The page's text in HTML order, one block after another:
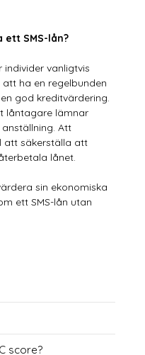
SMS-lån?
individer vanligtvis
ha en regelbunden
god kreditvärdering.
låntagare lämnar
Att
att säkerställa att
lånet.
sin ekonomiska
ett SMS-lån utan
score?